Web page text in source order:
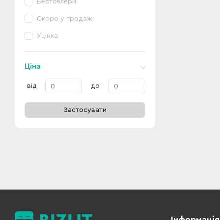
Бестселери
Скоро у продажі
Уцінка
Ціна
від до
Застосувати